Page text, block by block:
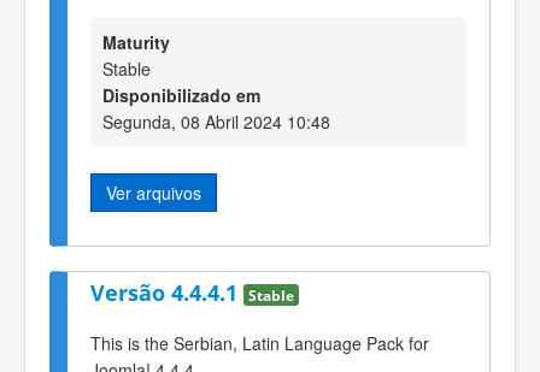
Maturity
Stable
Disponibilizado em
Segunda, 08 Abril 2024 10:48
Ver arquivos
Versão 4.4.4.1 Stable
This is the Serbian, Latin Language Pack for